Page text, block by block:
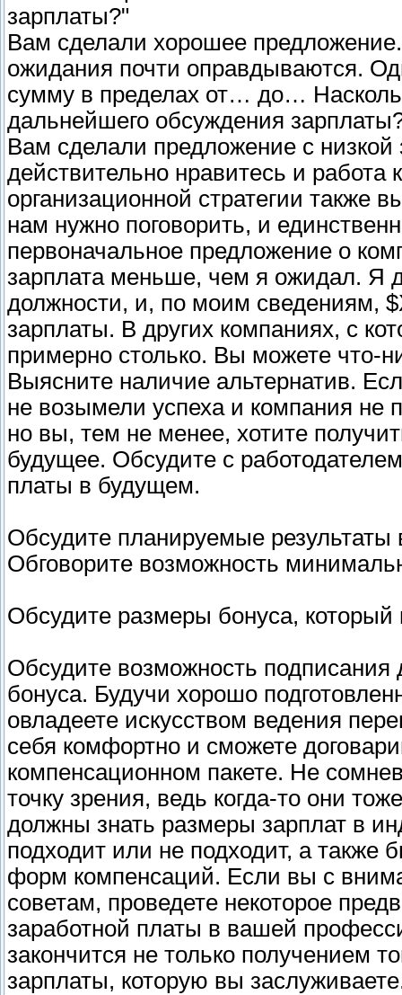
зарплаты?"
Вам сделали хорошее
ожидания почти оправдываются.
сумму в пределах от… до…
дальнейшего обсуждения
Вам сделали предложение с
действительно нравитесь и
организационной стратегии также
нам нужно поговорить, и
первоначальное предложение о
зарплата меньше, чем я ожидал. Я
должности, и, по моим сведениям,
зарплаты. В других компаниях, с
примерно столько. Вы можете что-
Выясните наличие альтернатив.
не возымели успеха и компания не
но вы, тем не менее, хотите
будущее. Обсудите с
платы в будущем.
Обсудите планируемые
Обговорите возможность
Обсудите размеры бонуса, который
Обсудите возможность подписания
бонуса. Будучи хорошо
овладеете искусством ведения
себя комфортно и сможете
компенсационном пакете. Не
точку зрения, ведь когда-то они
должны знать размеры зарплат в
подходит или не подходит, а также
форм компенсаций. Если вы с
советам, проведете некоторое
заработной платы в вашей
закончится не только получением
зарплаты, которую вы